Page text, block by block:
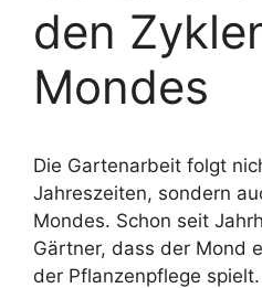
den
Mondes
Die Gartenarbeit folgt
Jahreszeiten, sondern
Mondes. Schon seit
Gärtner, dass der Mond
der Pflanzenpflege